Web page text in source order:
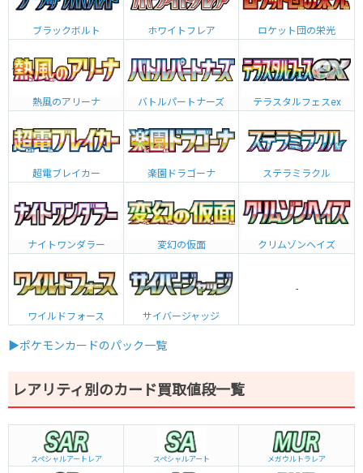
ブラックボルト ホワイトフレア ロケット団の栄光
熱風のアリーナ バトルパートナーズ テラスタルフェスex
超電ブレイカー 楽園ドラゴーナ ステラミラクル
ナイトワンダラー 変幻の仮面 クリムゾンヘイズ
ワイルドフォース サイバージャッジ
-
▶ポケモンカードのパック一覧
レアリティ別のカード買取値段一覧
スペシャルアートレア スペシャルアート メガウルトラレア